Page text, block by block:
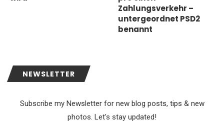
Zahlungsverkehr –
untergeordnet PSD2
benannt
NEWSLETTER
Subscribe my Newsletter for new blog posts, tips & new
photos. Let's stay updated!